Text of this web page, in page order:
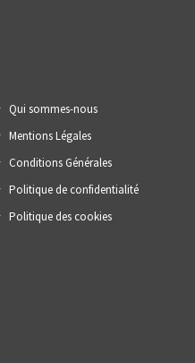
Qui sommes-nous
Mentions Légales
Conditions Générales
Politique de confidentialité
Politique des cookies